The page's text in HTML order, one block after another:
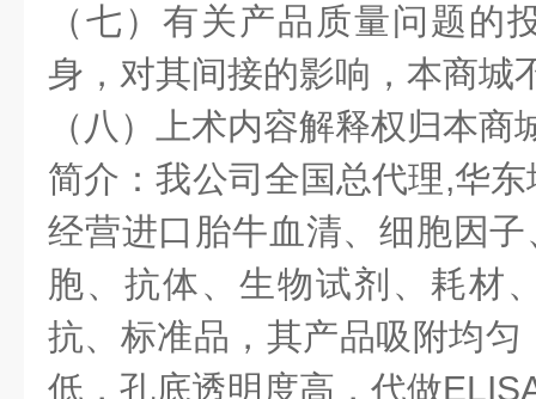
（七）有关产品质量问题的
身，对其间接的影响，本商城
（八）上术内容解释权归本商
简介：我公司全国总代理,华
经营进口胎牛血清、细胞因
胞、抗体、生物试剂、耗材
抗、标准品，其产品吸附均
低，孔底透明度高，代做